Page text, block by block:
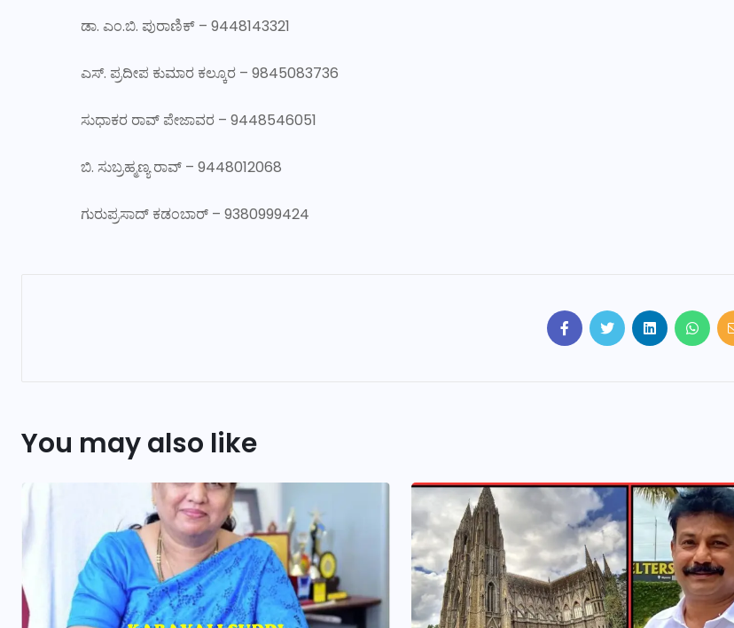
ಡಾ. ಎಂ.ಬಿ. ಪುರಾಣಿಕ್ – 9448143321
ಎಸ್. ಪ್ರದೀಪ ಕುಮಾರ ಕಲ್ಕೂರ – 9845083736
ಸುಧಾಕರ ರಾವ್ ಪೇಜಾವರ – 9448546051
ಬಿ. ಸುಬ್ರಹ್ಮಣ್ಯ ರಾವ್ – 9448012068
ಗುರುಪ್ರಸಾದ್ ಕಡಂಬಾರ್ – 9380999424
You may also like